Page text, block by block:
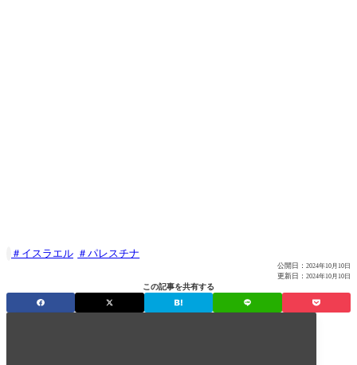
イスラエル パレスチナ
公開日： 2024年10月10日
更新日： 2024年10月10日
この記事を共有する